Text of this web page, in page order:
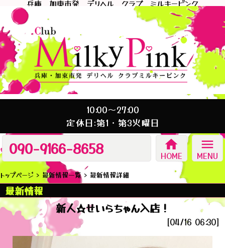
兵庫 加東市発 デリヘル クラブ ミルキーピンク
10:00～27:00
定休日:第1・第3火曜日
090-9166-8658 home
HOME
menu
MENU
トップページ 最新情報一覧 最新情報詳細
最新情報
新人☆せいらちゃん入店！
[04/16 06:30]